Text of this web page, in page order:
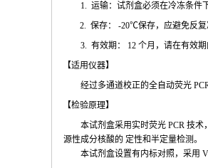
1.运输：试剂盒必须在冷冻条件
2.保存： -20℃保存，应避免反
3. 有效期： 12 个月，请在有效期
【适用仪器】
经过多通道校正的全自动荧光
【检验原理】
本试剂盒采用实时荧光 PCR 技术
源性成分核酸的 定性和半定量检测。
本试剂盒设置有内标对照，采用